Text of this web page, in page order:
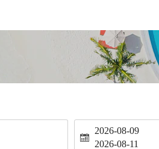
2026-08-09
2026-08-11